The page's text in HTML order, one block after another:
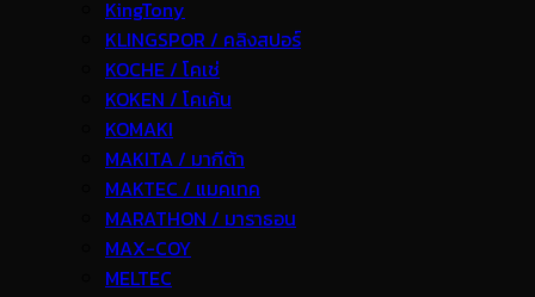
KingTony
KLINGSPOR / คลิงสปอร์
KOCHE / โคเช่
KOKEN / โคเค้น
KOMAKI
MAKITA / มากีต้า
MAKTEC / แมคเทค
MARATHON / มาราธอน
MAX-COY
MELTEC